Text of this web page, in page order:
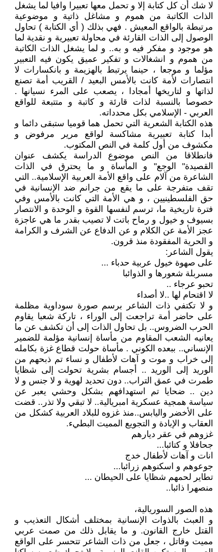
لا شك أن كل كتابة إلا و تحمل معها تعبيرا وافيا لما يشغل
الذات الكاتبة من هموم و مشاغل ذاتية و موضوعية
مرتبطة بالواقع المعيش . فهي بذلك ( أي الكتابة ) تحاول
الوصول إلى الذات القارئة في محاولة تعبيرية و نقدية لما
هو موجود و مفكر فيه و به.. و لما يشغل الذات الكاتبة
من هموم و انشغالات و تفكير عميق يكون فيه التعبير
مؤلما و موجعا ، حينما يرتبط بالهزيمة و بانكسارات لا
انتصارات لأمة كانت بالأمس البعيد / القريب أمة تصنع
لذاتها و لتاريخها أمجادا ، يصعب على المرء نسيانها .
خصوصا بالنسبة لذات قارئة و كاتبة و متتبعة للواقع
العربي - الإسلامي بكل محدداته.
هذه الكتابة الشعرية التي تحمل هما قوميا ستبقى دائما و
أبدا كتابة تعبيرية مشاكسة لواقع مرير مرفوض و
مكشوف من أول كلمة في النص المكتوب.
فانطلاقا من النص موضوع الدراسة يكشف عنوان
القصيدة" الوجع" و المأساة و ما يحترق في الذات
الشاعرة من آلام على واقع الأمة العربية الإسلامية.. التي
تقف متفرجة على ما يقع من جرانم ضد الإنسانية في
حق الفلسطينيين ، و هي الأمة التي كانت بالأمس وفي
فترة تاريخية ما، ترسم لنفسها القوة و الوحدة و الانتصار
بسيوف و خيول و رماح باتت لا تصيب بقدر ما هي عاجزة
عجز الأمة عن الكلام و عن الدفاع عن الشرف و الكرامة
و الحرية المفقودة منذ قرون.
يقول الشاعر:
على صهوة خيول عربية حدباء ...
مسربلة شعورها و الذوائبا
تحبو عرجاء ..
لا اقتحام لها ..لا أصداء
و لا تكتفي ذات الشاعر برسم صورة سوداوية مظلمة
على حاضر أمة تراجعت إلى الوراء ، تاركة شعبا يقاوم
الحرب الضروس.. بل تحاول الذات إلى أن تكشف عن ما
يعانيه الشعب المقاوم من مأساة إنسانية مؤلمة للضمير
الإنساني.. ببعده الكوني . مأساة حولت قطاع غزة بكامله
إلى خراب و موت و آهات لأطفال و نساء تم ذبحهم من
الوريد إلى الوريد .. أجسام بشرية تحولت إلى شظايا
طمرت في عمق التراب.. دون تحديد لهوية و لا جنس و لا
دين .. ضحايا تم استهدافهم بشكل وحشي يعبر عن
سياسة همجية عسكرية امبريالية.. لا تبقي ولا تذر.. قضت
على الأخضر واليابس..منذ غزوه للبلاد العربية كشكل من
العقاب و الإبادة و التجويع المميت البطيء.
غزوهم في عقر ديارهم
جحافلا و كتائبا...
انات و آهات لأطفال خدج
جوعوهم و اسكنوهم زرائبا...
تطاير لحمهم شظايا على الحيطان ...
منصهرا ذائبا..
هذه الصور السوريالية،
و العبث بالذوات الإنسانية بمختلف أشكال التعذيب و
القتل خارج القانون. و ما يقابل ذلك من صمت عربي
مميت وقاتل ، جعل من ذات الشاعر تتحسر على الواقع